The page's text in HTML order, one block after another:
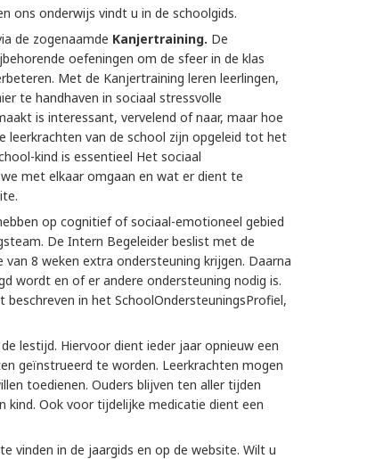
ons onderwijs vindt u in de schoolgids.
de zogenaamde Kanjertraining. De
oefeningen om de sfeer in de klas
Met de Kanjertraining leren leerlingen,
te handhaven in sociaal stressvolle
is interessant, vervelend of naar, maar hoe
leerkrachten van de school zijn opgeleid tot het
kind is essentieel Het sociaal
met elkaar omgaan en wat er dient te
op cognitief of sociaal-emotioneel gebied
De Intern Begeleider beslist met de
8 weken extra ondersteuning krijgen. Daarna
wordt en of er andere ondersteuning nodig is.
in het SchoolOndersteuningsProfiel,
lestijd. Hiervoor dient ieder jaar opnieuw een
geïnstrueerd te worden. Leerkrachten mogen
toedienen. Ouders blijven ten aller tijden
kind. Ook voor tijdelijke medicatie dient een
vinden in de jaargids en op de website. Wilt u